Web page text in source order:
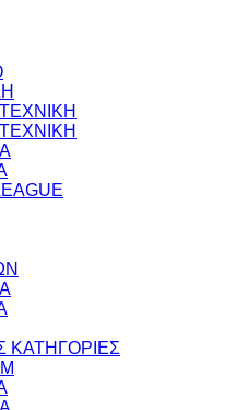
ΚΑΤΗΓΟΡΙΕΣ